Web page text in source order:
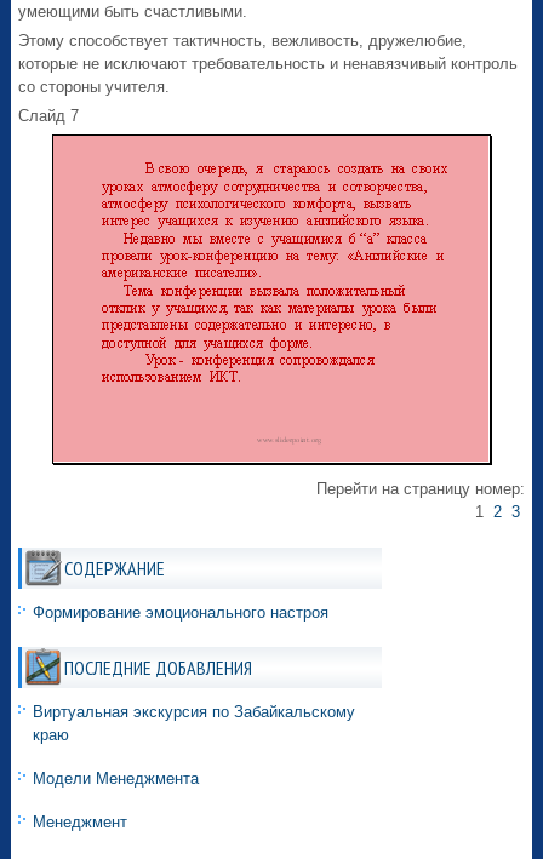
умеющими быть счастливыми.
Этому способствует тактичность, вежливость, дружелюбие,
которые не исключают требовательность и ненавязчивый контроль
со стороны учителя.
Слайд 7
Перейти на страницу номер:
1 2 3
СОДЕРЖАНИЕ
Формирование эмоционального настроя
ПОСЛЕДНИЕ ДОБАВЛЕНИЯ
Виртуальная экскурсия по Забайкальскому
краю
Модели Менеджмента
Менеджмент